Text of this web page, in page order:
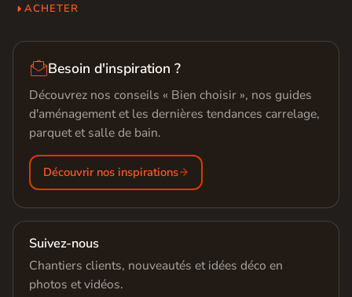
ACHETER
Besoin d'inspiration ?
Découvrez nos conseils « Bien choisir », nos guides
d'aménagement et les dernières tendances carrelage,
parquet et salle de bain.
Découvrir nos inspirations
Suivez-nous
Chantiers clients, nouveautés et idées déco en
photos et vidéos.